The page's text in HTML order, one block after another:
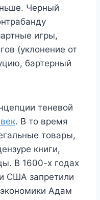
Черный
игры,
(уклонение от
бартерный
теневой
. В то время
товары,
книги,
В 1600-х годах
США запретили
Адам